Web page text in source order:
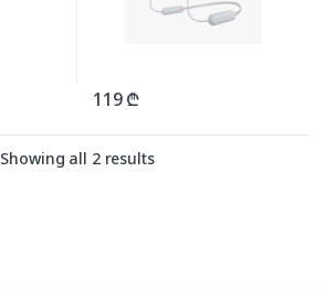
119₾
Showing all 2 results